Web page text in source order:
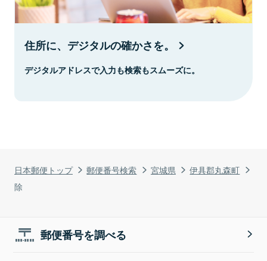
日本郵便トップ 郵便番号検索 宮城県
伊具郡丸森町
除
住所に、デジタルの確かさを。
デジタルアドレスで入力も検索もスムーズに。
郵便番号を調べる